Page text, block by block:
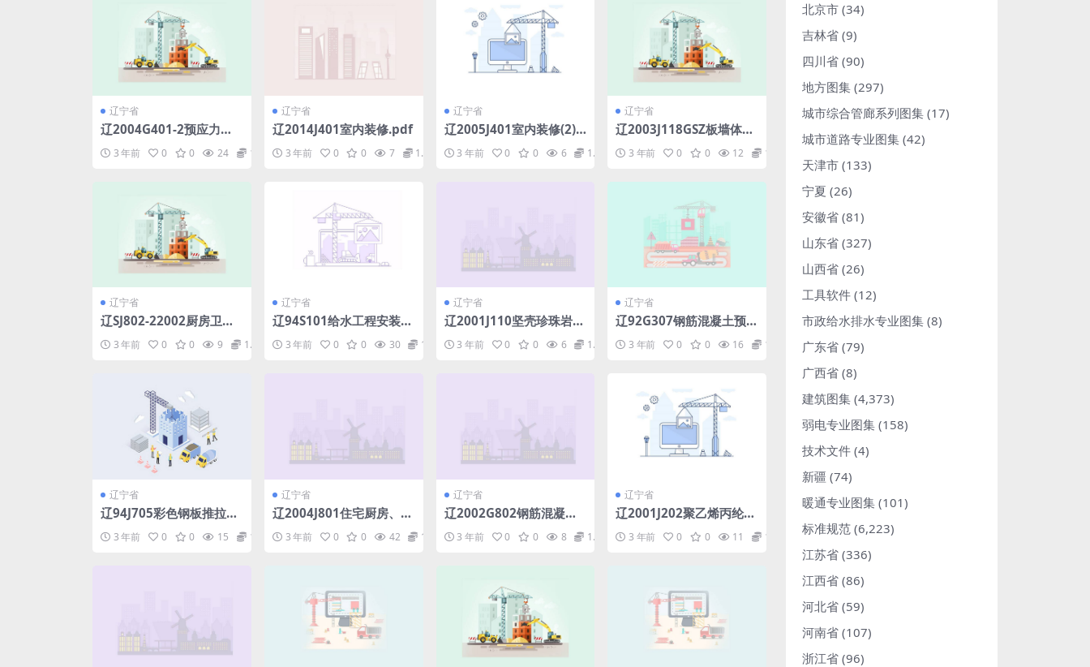
辽宁省
辽2004G401-2预应力混
5.9m).pdf
3 年前 0 0 24 1.98
辽宁省
辽2014J401室内装修.pdf
3 年前 0 0 7 1.98
辽宁省
辽2005J401室内装修(2).
3 年前 0 0 6 1.98
辽宁省
辽2003J118GSZ板墙体保
3 年前 0 0 12 1.98
辽宁省
辽SJ802-22002厨房卫生
间垂直排烟系统.pdf
3 年前 0 0 9 1.98
辽宁省
辽94S101给水工程安装
(二)管道保温及单管托架
图.pdf
3 年前 0 0 30 1.98
辽宁省
辽2001J110坚壳珍珠岩块
保温墙体构造.pdf
3 年前 0 0 6 1.98
辽宁省
辽92G307钢筋混凝土预
3 年前 0 0 16 1.98
辽宁省
辽94J705彩色钢板推拉窗.
3 年前 0 0 15 1.98
辽宁省
辽2004J801住宅厨房、卫
3 年前 0 0 42 1.98
辽宁省
辽2002G802钢筋混凝土
3 年前 0 0 8 1.98
辽宁省
辽2001J202聚乙烯丙纶复
3 年前 0 0 11 1.98
北京市 (34)
吉林省 (9)
四川省 (90)
地方图集 (297)
城市综合管廊系列图集 (17)
城市道路专业图集 (42)
天津市 (133)
宁夏 (26)
安徽省 (81)
山东省 (327)
山西省 (26)
工具软件 (12)
市政给水排水专业图集 (8)
广东省 (79)
广西省 (8)
建筑图集 (4,373)
弱电专业图集 (158)
技术文件 (4)
新疆 (74)
暖通专业图集 (101)
标准规范 (6,223)
江苏省 (336)
江西省 (86)
河北省 (59)
河南省 (107)
浙江省 (96)